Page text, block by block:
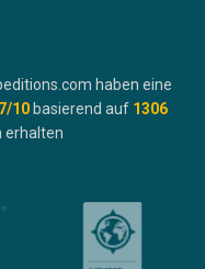
haben eine
/10 basierend auf 1306
erhalten